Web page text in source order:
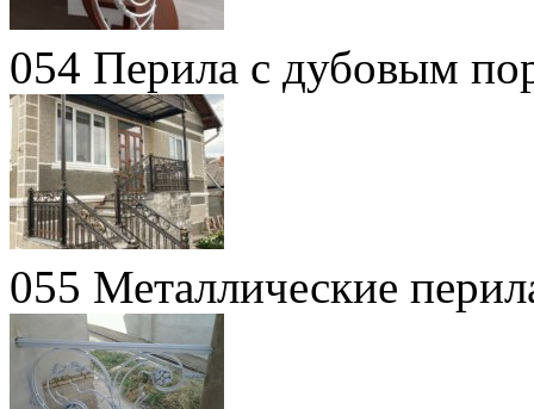
054 Перила с дубовым
055 Металлические